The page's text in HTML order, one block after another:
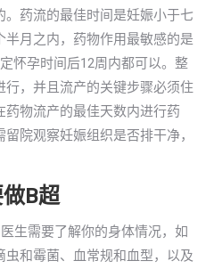
药流的最佳时间是妊娠小于七
月之内，药物作用最敏感的是
怀孕时间后12周内都可以。整
，并且流产的关键步骤必须住
药物流产的最佳天数内进行药
院观察妊娠组织是否排干净，
B超
生需要了解你的身体情况，如
和霉菌、血常规和血型，以及